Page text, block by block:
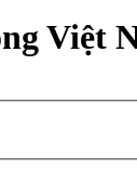
Việt